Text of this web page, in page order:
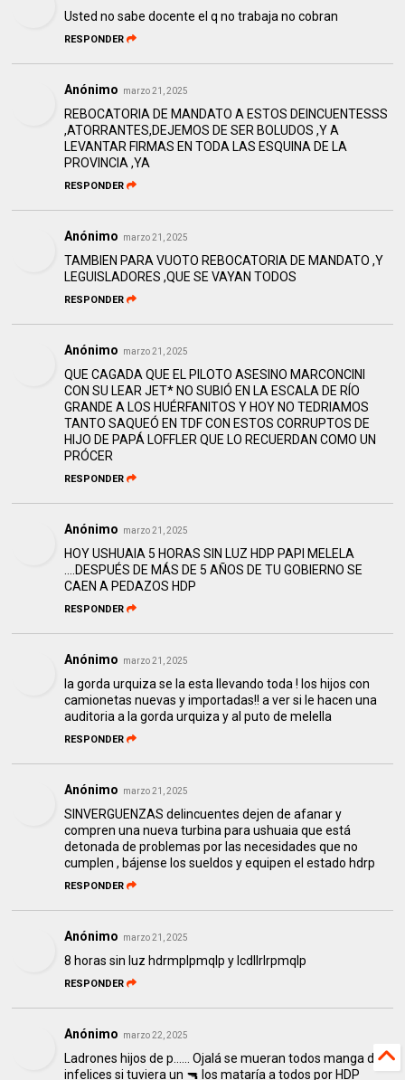
Usted no sabe docente el q no trabaja no cobran
RESPONDER
Anónimo marzo 21, 2025
REBOCATORIA DE MANDATO A ESTOS DEINCUENTESSS
,ATORRANTES,DEJEMOS DE SER BOLUDOS ,Y A
LEVANTAR FIRMAS EN TODA LAS ESQUINA DE LA
PROVINCIA ,YA
RESPONDER
Anónimo marzo 21, 2025
TAMBIEN PARA VUOTO REBOCATORIA DE MANDATO ,Y
LEGUISLADORES ,QUE SE VAYAN TODOS
RESPONDER
Anónimo marzo 21, 2025
QUE CAGADA QUE EL PILOTO ASESINO MARCONCINI
CON SU LEAR JET* NO SUBIÓ EN LA ESCALA DE RÍO
GRANDE A LOS HUÉRFANITOS Y HOY NO TEDRIAMOS
TANTO SAQUEÓ EN TDF CON ESTOS CORRUPTOS DE
HIJO DE PAPÁ LOFFLER QUE LO RECUERDAN COMO UN
PRÓCER
RESPONDER
Anónimo marzo 21, 2025
HOY USHUAIA 5 HORAS SIN LUZ HDP PAPI MELELA
….DESPUÉS DE MÁS DE 5 AÑOS DE TU GOBIERNO SE
CAEN A PEDAZOS HDP
RESPONDER
Anónimo marzo 21, 2025
la gorda urquiza se la esta llevando toda ! los hijos con
camionetas nuevas y importadas!! a ver si le hacen una
auditoria a la gorda urquiza y al puto de melella
RESPONDER
Anónimo marzo 21, 2025
SINVERGUENZAS delincuentes dejen de afanar y
compren una nueva turbina para ushuaia que está
detonada de problemas por las necesidades que no
cumplen , bájense los sueldos y equipen el estado hdrp
RESPONDER
Anónimo marzo 21, 2025
8 horas sin luz hdrmplpmqlp y lcdllrlrpmqlp
RESPONDER
Anónimo marzo 22, 2025
Ladrones hijos de p...... Ojalá se mueran todos manga de
infelices si tuviera un 🔫 los mataría a todos por HDP